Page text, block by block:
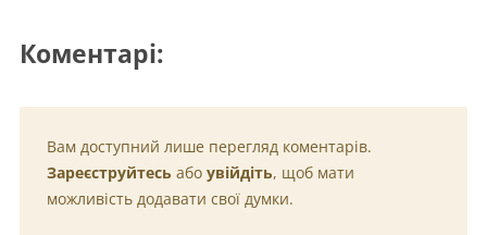
Коментарі:
Вам доступний лише перегляд коментарів.
Зареєструйтесь або увійдіть, щоб мати
можливість додавати свої думки.